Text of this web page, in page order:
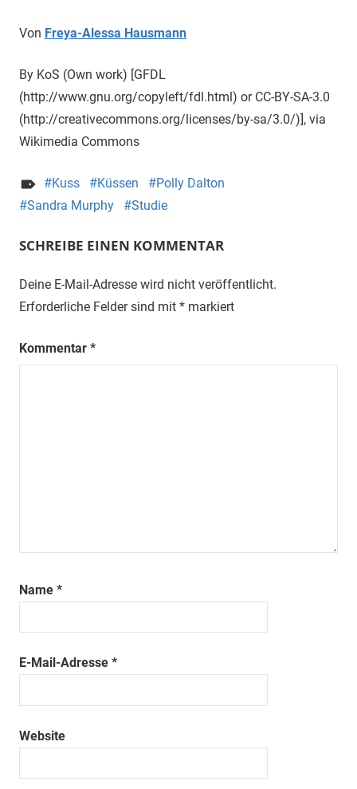
Von Freya-Alessa Hausmann
By KoS (Own work) [GFDL
(http://www.gnu.org/copyleft/fdl.html) or CC-BY-SA-3.0
(http://creativecommons.org/licenses/by-sa/3.0/)], via
Wikimedia Commons
Kuss Küssen
Polly Dalton
Sandra Murphy
Studie
SCHREIBE EINEN KOMMENTAR
Deine E-Mail-Adresse wird nicht veröffentlicht.
Erforderliche Felder sind mit * markiert
Kommentar *
Name *
E-Mail-Adresse *
Website